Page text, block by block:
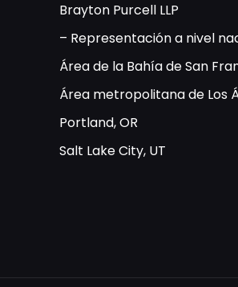
Brayton Purcell LLP
– Representación a nivel
Área de la Bahía de San
Área metropolitana de Los
Portland, OR
Salt Lake City, UT